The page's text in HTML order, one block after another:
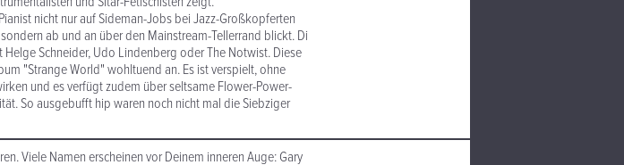
nicht nur auf Sideman-Jobs bei Jazz-Großkopferten
ab und an über den Mainstream-Tellerrand blickt. Di
Schneider, Udo Lindenberg oder The Notwist. Diese
"Strange World" wohltuend an. Es ist verspielt, ohne
und es verfügt zudem über seltsame Flower-Power-
So ausgebufft hip waren noch nicht mal die Siebziger
Viele Namen erscheinen vor Deinem inneren Auge: Gary